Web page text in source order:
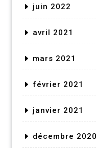
juin 2022
avril 2021
mars 2021
février 2021
janvier 2021
décembre 2020